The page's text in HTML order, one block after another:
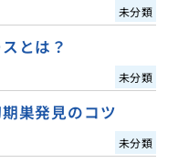
未分類
とは？
未分類
巣発見のコツ
未分類